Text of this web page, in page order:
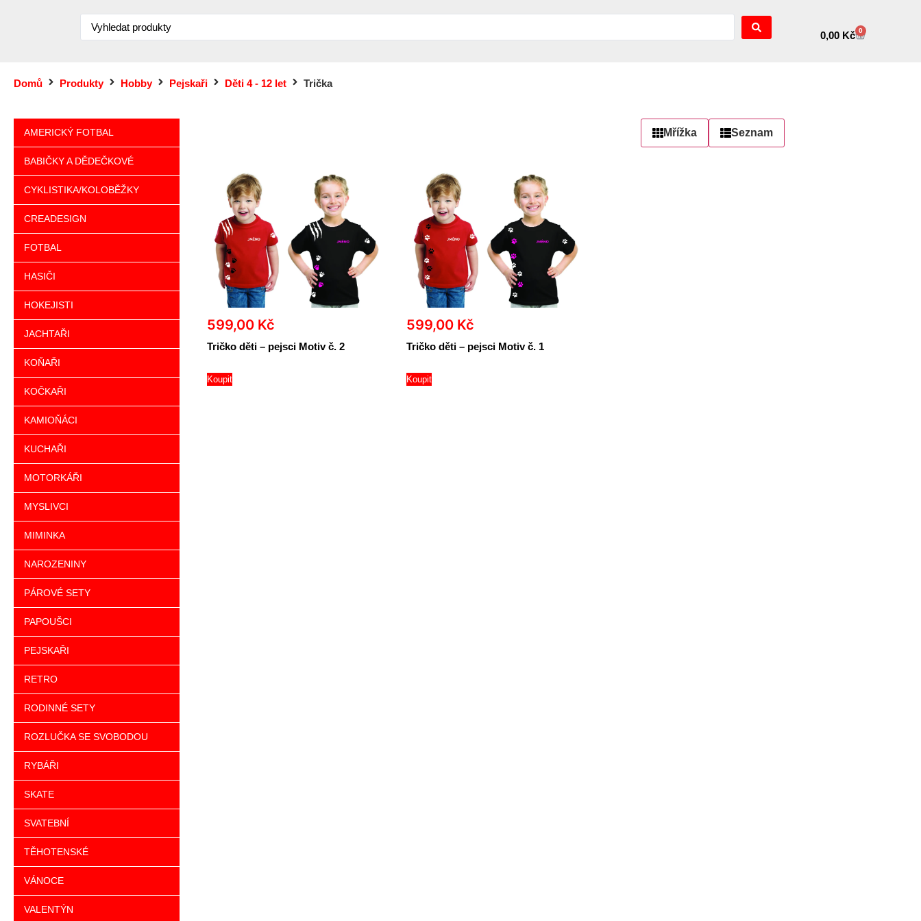
0,00 Kč 0
Domů Produkty Hobby Pejskaři Děti 4 - 12 let Trička
AMERICKÝ FOTBAL
BABIČKY A DĚDEČKOVÉ
CYKLISTIKA/KOLOBĚŽKY
CREADESIGN
FOTBAL
HASIČI
HOKEJISTI
JACHTAŘI
KOŇAŘI
KOČKAŘI
KAMIOŇÁCI
KUCHAŘI
MOTORKÁŘI
MYSLIVCI
MIMINKA
NAROZENINY
PÁROVÉ SETY
PAPOUŠCI
PEJSKAŘI
RETRO
RODINNÉ SETY
ROZLUČKA SE SVOBODOU
RYBÁŘI
SKATE
SVATEBNÍ
TĚHOTENSKÉ
VÁNOCE
VALENTÝN
Mřížka Seznam
599,00 Kč
Tričko děti – pejsci Motiv č. 2
Koupit
599,00 Kč
Tričko děti – pejsci Motiv č. 1
Koupit